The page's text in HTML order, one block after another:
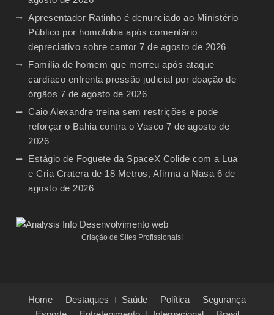
Apresentador Ratinho é denunciado ao Ministério
Público por homofobia após comentário
depreciativo sobre cantor 7 de agosto de 2026
Família de homem que morreu após ataque
cardíaco enfrenta pressão judicial por doação de
órgãos 7 de agosto de 2026
Caio Alexandre treina sem restrições e pode
reforçar o Bahia contra o Vasco 7 de agosto de
2026
Estágio de Foguete da SpaceX Colide com a Lua
e Cria Cratera de 18 Metros, Afirma a Nasa 6 de
agosto de 2026
Criação de Sites Profissionais!
Home Destaques Saúde Política
Segurança